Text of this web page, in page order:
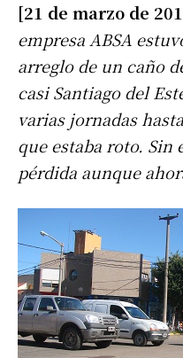
[21 de marzo de
empresa ABSA
arreglo de un caño
casi Santiago del
varias jornadas
que estaba roto. Sin
pérdida aunque